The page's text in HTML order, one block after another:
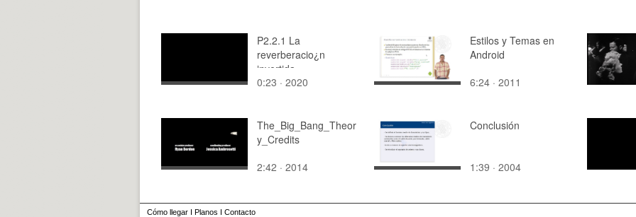
P2.2.1 La
reverberacio¿n
invertida
0:23 · 2020
Estilos y Temas en
Android
6:24 · 2011
The_Big_Bang_Theor
y_Credits
2:42 · 2014
Conclusión
1:39 · 2004
Cómo llegar I Planos I Contacto